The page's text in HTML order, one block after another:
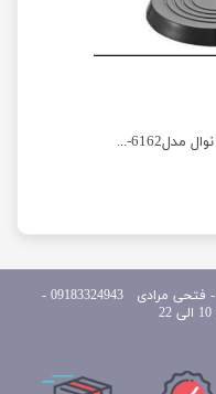
آب مرکبات گیری 850 وات برند نوال مدلNewal Gcr-6162
فروش : مسعود مرادی 09100390818​​​​​​​ ​​​​​​​- فتحی مرادی 09183324943 -